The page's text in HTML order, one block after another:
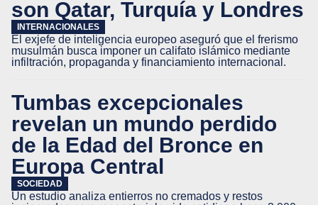
son Qatar, Turquía y Londres
INTERNACIONALES
El exjefe de inteligencia europeo aseguró que el frerismo
musulmán busca imponer un califato islámico mediante
infiltración, propaganda y financiamiento internacional.
Tumbas excepcionales
revelan un mundo perdido
de la Edad del Bronce en
Europa Central
SOCIEDAD
Un estudio analiza entierros no cremados y restos